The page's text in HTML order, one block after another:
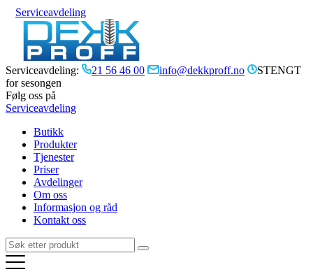
Serviceavdeling
Serviceavdeling: 21 56 46 00 info@dekkproff.no
STENGT
for sesongen
Følg oss på
Serviceavdeling
Butikk
Produkter
Tjenester
Priser
Avdelinger
Om oss
Informasjon og råd
Kontakt oss